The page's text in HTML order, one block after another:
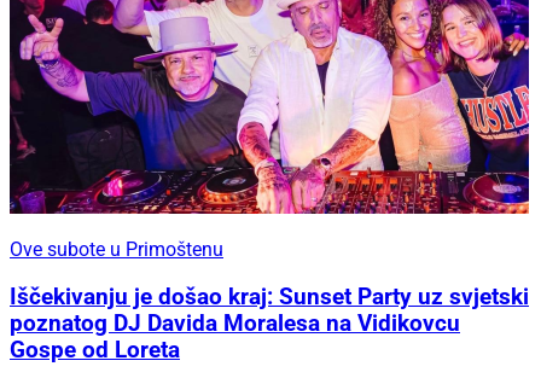
Ove subote u Primoštenu
Iščekivanju je došao kraj: Sunset Party uz svjetski
poznatog DJ Davida Moralesa na Vidikovcu
Gospe od Loreta